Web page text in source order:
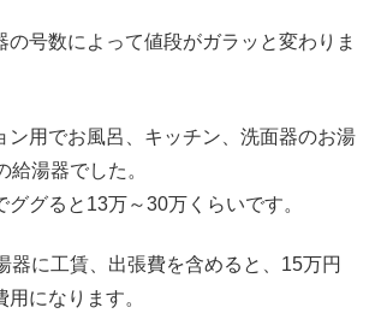
の号数によって値段がガラッと変わりま
ン用でお風呂、キッチン、洗面器のお湯
給湯器でした。
ググると13万～30万くらいです。
器に工賃、出張費を含めると、15万円
になります。